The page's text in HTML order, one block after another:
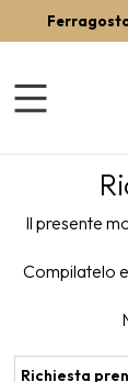
Il presente
Compilatelo